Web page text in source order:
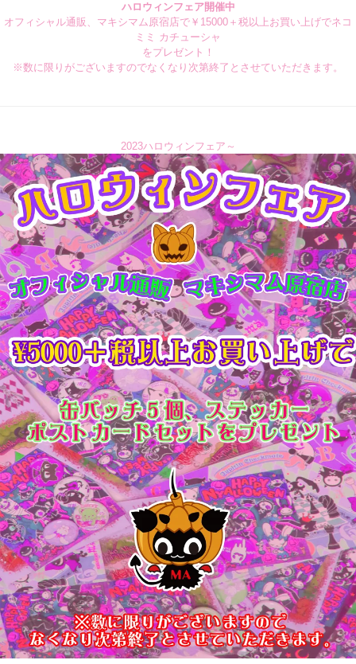
ハロウィンフェア開催中
オフィシャル通販、マキシマム原宿店で￥15000＋税以上お買い上げでネコ
ミミ カチューシャ
をプレゼント！
※数に限りがございますのでなくなり次第終了とさせていただきます。
2023ハロウィンフェア～